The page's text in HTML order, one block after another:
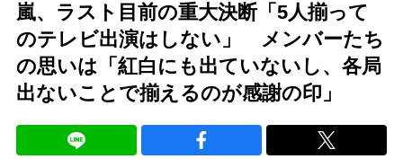
嵐、ラスト目前の重大決断「5人揃って
のテレビ出演はしない」 メンバーたち
の思いは「紅白にも出ていないし、各局
出ないことで揃えるのが感謝の印」